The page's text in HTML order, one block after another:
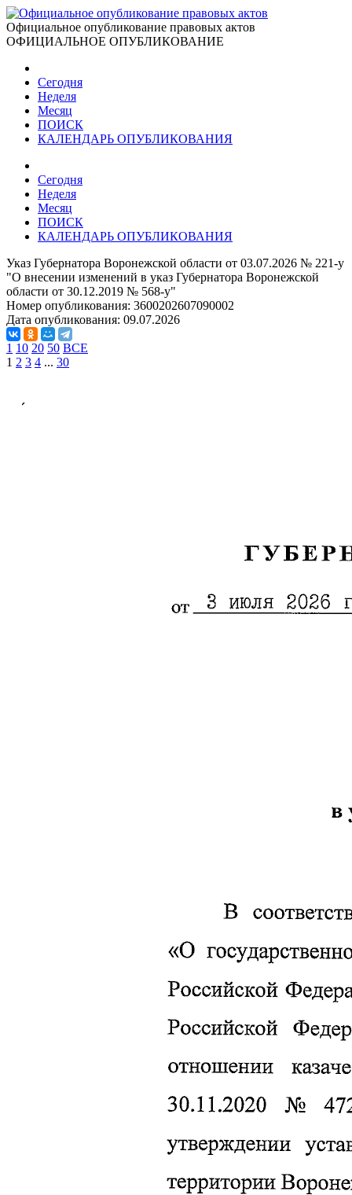
Официальное опубликование правовых актов
ОФИЦИАЛЬНОЕ ОПУБЛИКОВАНИЕ
Сегодня
Неделя
Месяц
ПОИСК
КАЛЕНДАРЬ ОПУБЛИКОВАНИЯ
Сегодня
Неделя
Месяц
ПОИСК
КАЛЕНДАРЬ ОПУБЛИКОВАНИЯ
Указ Губернатора Воронежской области от 03.07.2026 № 221-у
"О внесении изменений в указ Губернатора Воронежской
области от 30.12.2019 № 568-у"
Номер опубликования: 3600202607090002
Дата опубликования: 09.07.2026
1 10 20 50 ВСЕ
1 2 3 4 ... 30